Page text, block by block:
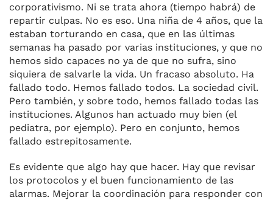
corporativismo. Ni se trata ahora (tiempo habrá) de
repartir culpas. No es eso. Una niña de 4 años, que la
estaban torturando en casa, que en las últimas
semanas ha pasado por varias instituciones, y que no
hemos sido capaces no ya de que no sufra, sino
siquiera de salvarle la vida. Un fracaso absoluto. Ha
fallado todo. Hemos fallado todos. La sociedad civil.
Pero también, y sobre todo, hemos fallado todas las
instituciones. Algunos han actuado muy bien (el
pediatra, por ejemplo). Pero en conjunto, hemos
fallado estrepitosamente.
Es evidente que algo hay que hacer. Hay que revisar
los protocolos y el buen funcionamiento de las
alarmas. Mejorar la coordinación para responder con